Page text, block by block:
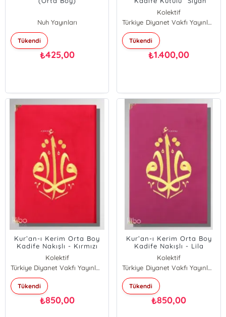
Nuh Yayınları
Tükendi
₺425,00
Kolektif
Türkiye Diyanet Vakfı Yayınları
Tükendi
₺1.400,00
Kur’an-ı Kerim Orta Boy
Kadife Nakışlı - Kırmızı
Kolektif
Türkiye Diyanet Vakfı Yayınları
Tükendi
₺850,00
Kur’an-ı Kerim Orta Boy
Kadife Nakışlı - Lila
Kolektif
Türkiye Diyanet Vakfı Yayınları
Tükendi
₺850,00